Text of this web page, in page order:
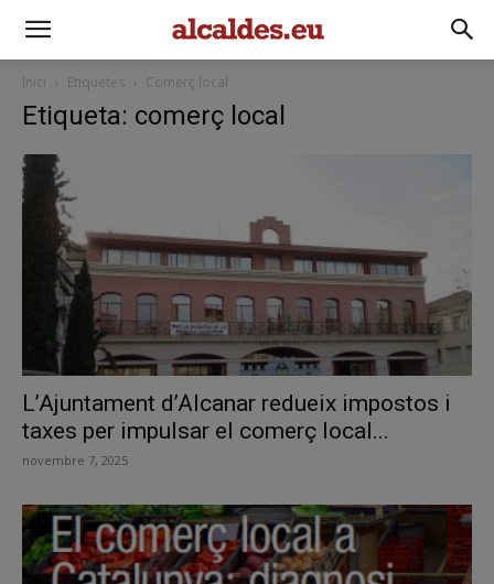
Inici Etiquetes Comerç local
Etiqueta: comerç local
L’Ajuntament d’Alcanar redueix impostos i
taxes per impulsar el comerç local...
novembre 7, 2025